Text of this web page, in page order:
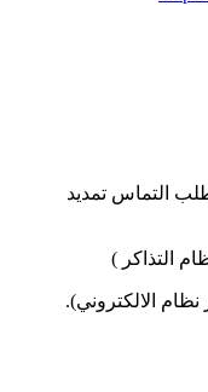
التماس تمديد
التذاكر )
نظام الالكتروني).